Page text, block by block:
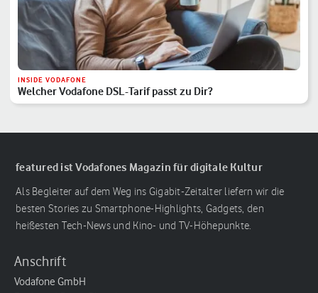
INSIDE VODAFONE
Welcher Vodafone DSL-Tarif passt zu Dir?
featured ist Vodafones Magazin für digitale Kultur
Als Begleiter auf dem Weg ins Gigabit-Zeitalter liefern wir die
besten Stories zu Smartphone-Highlights, Gadgets, den
heißesten Tech-News und Kino- und TV-Höhepunkte.
Anschrift
Vodafone GmbH